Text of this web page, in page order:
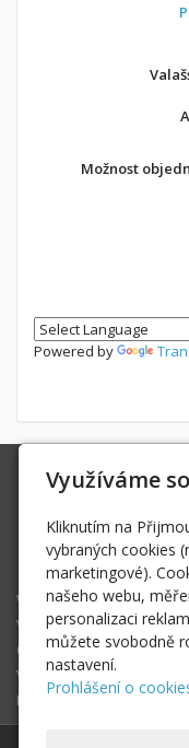
Možnost
Powered by
Ing. Radek Hoďák
IČ: 18979661
radek@hodak.cz
Webkamery na horách
Vlož webkameru
O projektu webkamery
Vyhledej webkameru ...
Fotogalerie
Využíváme
Kliknutím na
vybraných cookies
marketingové).
našeho webu,
personalizaci
můžete svobodně
nastavení.
Prohlášení o